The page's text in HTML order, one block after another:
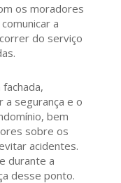
os moradores
a
do serviço
a segurança e o
bem
sobre os
acidentes.
durante a
desse ponto.